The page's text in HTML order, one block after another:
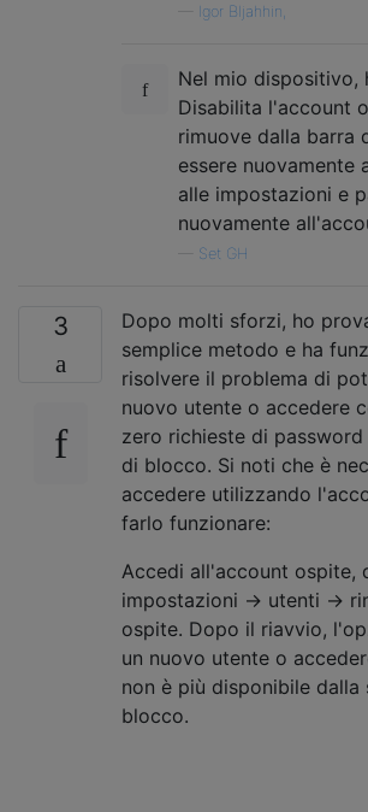
Igor Bljahhin,
Nel mio dispositivo,
Disabilita l'account
rimuove dalla barra
essere nuovamente
alle impostazioni e
nuovamente
Set GH
3
Dopo molti sforzi, ho
semplice metodo e ha
risolvere il problema di
nuovo utente o accedere
zero richieste di
di blocco. Si noti che è
accedere utilizzando
farlo funzionare:
Accedi all'account ospite,
impostazioni -> utenti ->
ospite. Dopo il riavvio,
un nuovo utente o
non è più disponibile dalla
blocco.